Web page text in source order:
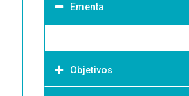
Ementa
Objetivos